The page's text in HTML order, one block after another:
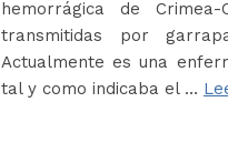
hemorrágica de
transmitidas por
Actualmente es una
tal y como indicaba el …